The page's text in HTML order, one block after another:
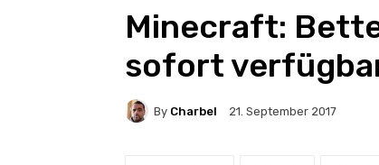
Minecraft:
sofort
By Charbel 21. September 2017